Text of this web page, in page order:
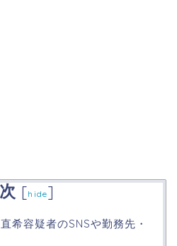
[hide]
希容疑者のSNSや勤務先・